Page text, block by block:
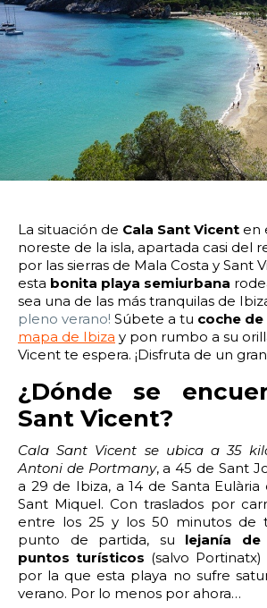
La situación de Cala Sant Vicent en
noreste de la isla, apartada casi del
por las sierras de Mala Costa y Sant
esta bonita playa semiurbana
sea una de las más tranquilas de
pleno verano! Súbete a tu coche
mapa de Ibiza y pon rumbo a su
Vicent te espera. ¡Disfruta de un
¿Dónde se
Sant Vicent?
Cala Sant Vicent se ubica a 35
Antoni de Portmany, a 45 de Sant
a 29 de Ibiza, a 14 de Santa Eulària
Sant Miquel. Con traslados por
entre los 25 y los 50 minutos de
punto de partida, su lejanía de
puntos turísticos (salvo
por la que esta playa no sufre
verano. Por lo menos por ahora…
14:00 14:30 15:00
16:00 16:30 17:00
18:00 18:30 19:00
20:00 20:30 21:00
22:00 22:30 23:00
Fecha y hora devolución:
0:00 0:30 1:00
2:00 2:30 3:00
4:00 4:30 5:00
6:00 6:30 7:00
8:00 8:30 9:00
10:00 10:30 11:00